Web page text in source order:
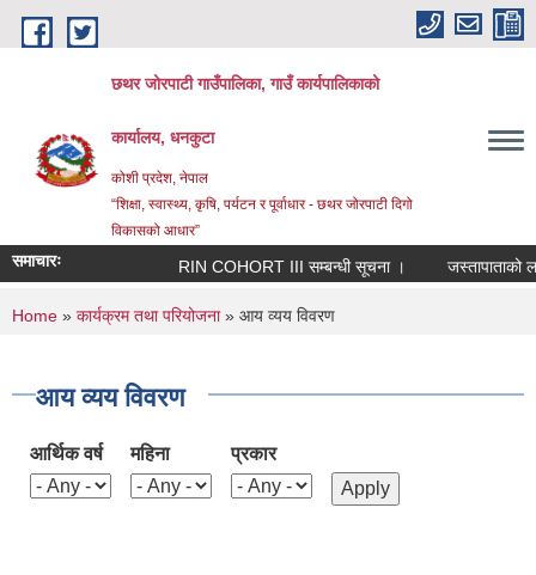
Skip to main content
छथर जोरपाटी गाउँपालिका, गाउँ कार्यपालिकाको
कार्यालय, धनकुटा
कोशी प्रदेश, नेपाल
“शिक्षा, स्वास्थ्य, कृषि, पर्यटन र पूर्वाधार - छथर जोरपाटी दिगो
विकासको आधार”
समाचारः RIN COHORT III सम्बन्धी सूचना । जस्तापाताको
You are here
Home » कार्यक्रम तथा परियोजना» आय व्यय विवरण
आय व्यय विवरण
आर्थिक वर्ष महिना प्रकार